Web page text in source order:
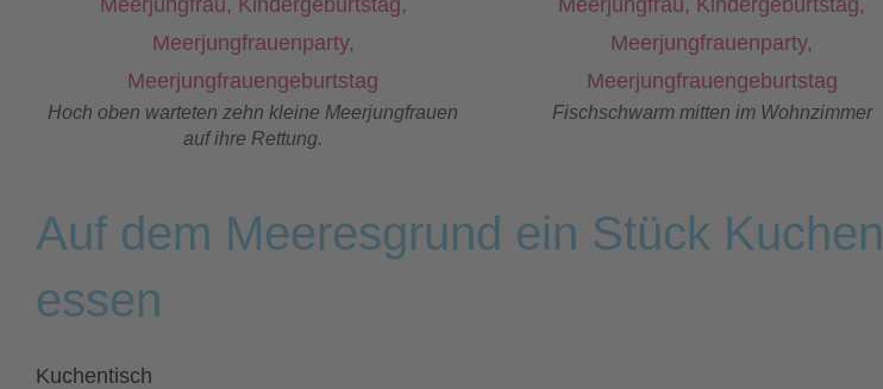
Hoch oben warteten zehn kleine Meerjungfrauen
auf ihre Rettung.
Fischschwarm mitten im Wohnzimmer
Auf dem Meeresgrund ein Stück Kuchen
essen
Kuchentisch